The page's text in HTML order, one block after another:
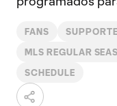
FANS
MLS REGULAR
SCHEDULE